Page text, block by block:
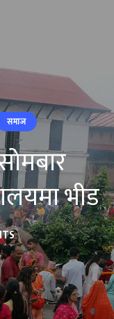
समाज
भीड